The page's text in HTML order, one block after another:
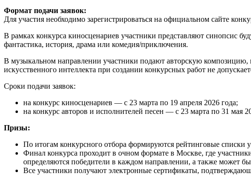
Формат подачи заявок:
Для участия необходимо зарегистрироваться на официальном сайте
В рамках конкурса киносценариев участники представляют синопсис
фантастика, история, драма или комедия/приключения.
В музыкальном направлении участники подают авторскую
искусственного интеллекта при создании конкурсных работ не
Сроки подачи заявок:
на конкурс киносценариев — с 23 марта по 19 апреля 2026 года;
на конкурс авторов и исполнителей песен — с 23 марта по 31 мая
Призы:
По итогам конкурсного отбора формируются рейтинговые списки
Финал конкурса проходит в очном формате в Москве, где
определяются победители в каждом направлении, а также может
Все участники получают электронные сертификаты,